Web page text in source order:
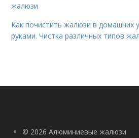
жалюзи
Как почистить жалюзи в домашних
руками. Чистка различных типов
© 2026 Алюминиевые жалюзи